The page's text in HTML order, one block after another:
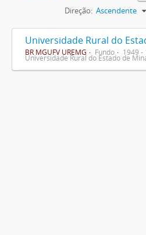
Direção: Ascendente
Universidade Rural do
BR MGUFV UREMG Fundo 1949 -
Universidade Rural do Estado de